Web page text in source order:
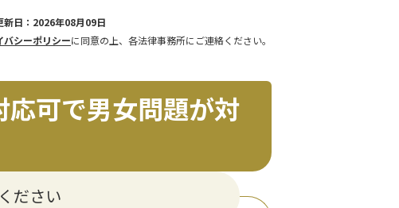
新日：2026年08月09日
バシーポリシーに同意の上、各法律事務所にご連絡ください。
可で男女問題が対
ださい